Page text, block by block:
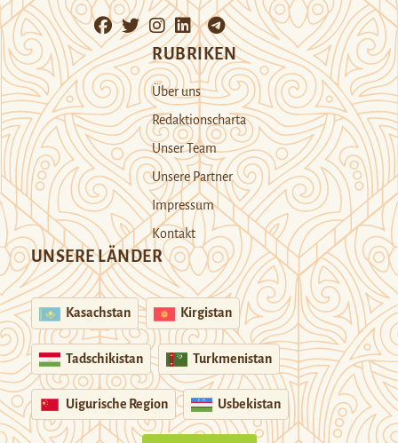
RUBRIKEN
Über uns
Redaktionscharta
Unser Team
Unsere Partner
Impressum
Kontakt
UNSERE LÄNDER
Kasachstan Kirgistan
Tadschikistan Turkmenistan
Uigurische Region Usbekistan